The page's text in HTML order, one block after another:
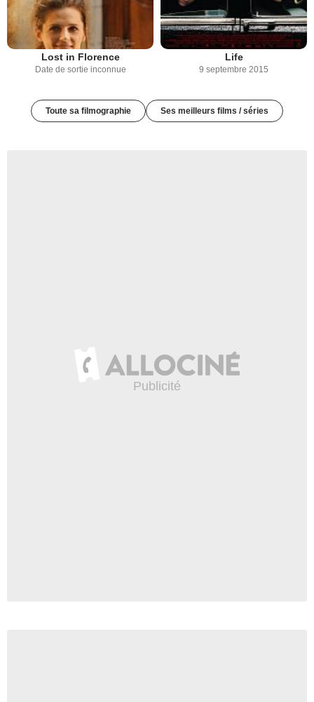
Lost in Florence
Date de sortie inconnue
Life
9 septembre 2015
Toute sa filmographie Ses meilleurs films / séries